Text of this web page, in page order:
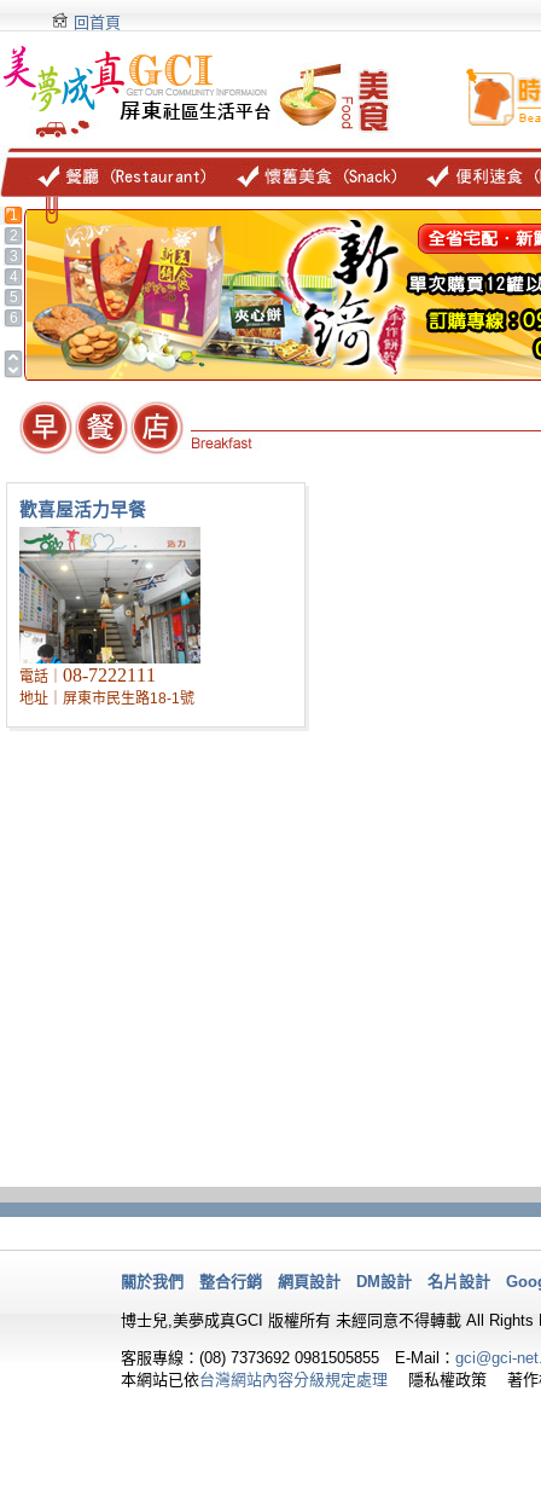
回首頁
1
2
3
4
5
6
歡喜屋活力早餐
電話｜ 08-7222111
地址｜屏東市民生路18-1號
關於我們 整合行銷 網頁設計 DM設計 名片設計
博士兒,美夢成真GCI 版權所有 未經同意不得轉載 All Rights
客服專線：(08) 7373692 0981505855 E-Mail： gci@gci-
本網站已依台灣網站內容分級規定處理 隱私權政策 著作